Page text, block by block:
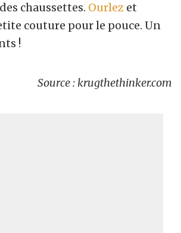
chaussettes. Ourlez et
couture pour le pouce. Un
!
Source : krugthethinker.com